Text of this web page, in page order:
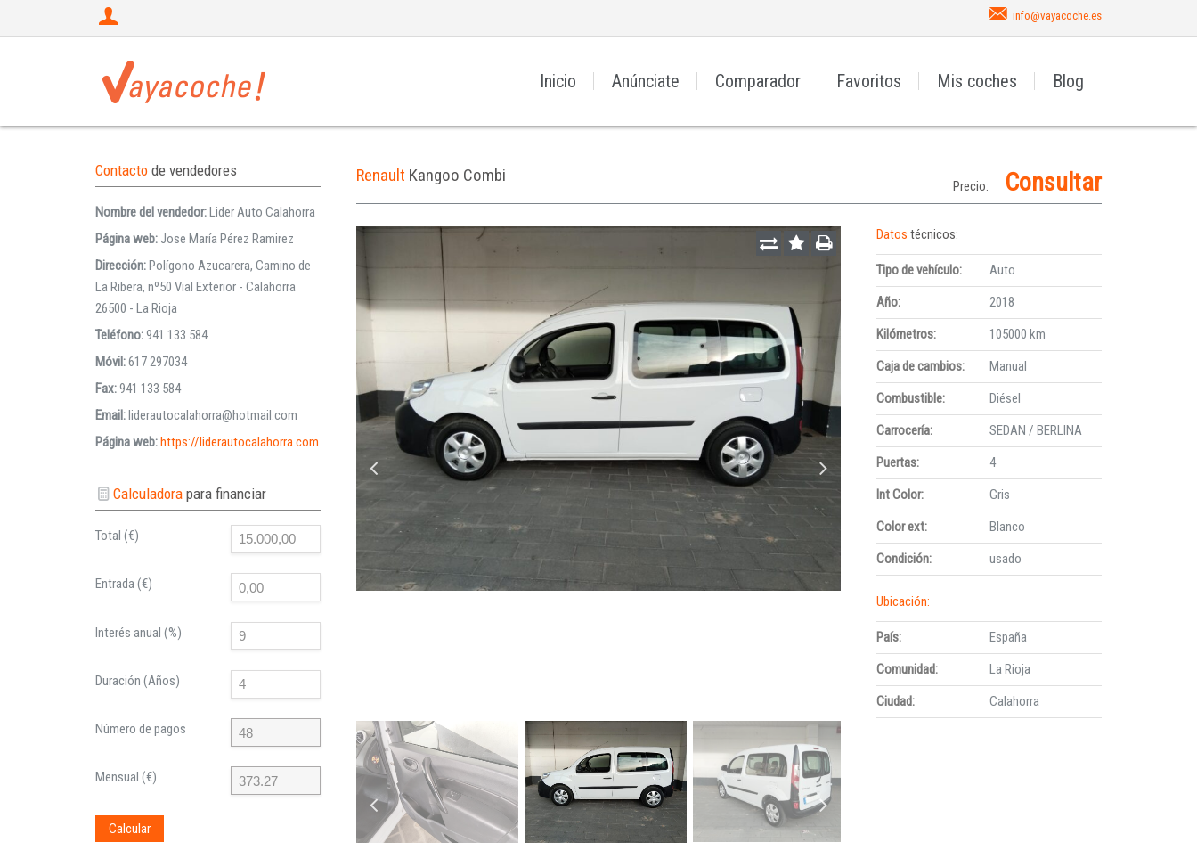
info@vayacoche.es
Inicio Anúnciate Comparador Favoritos Mis coches Blog
Renault Kangoo Combi
Precio: Consultar
Datostécnicos:
Tipo de vehículo:
Auto
Año:
2018
Kilómetros:
105000 km
Caja de cambios:
Manual
Combustible:
Diésel
Carrocería:
SEDAN / BERLINA
Puertas:
4
Int Color:
Gris
Color ext:
Blanco
Condición:
usado
Ubicación:
País:
España
Comunidad:
La Rioja
Ciudad:
Calahorra
Contacto de vendedores
Nombre del vendedor:Lider Auto Calahorra
Página web:Jose María Pérez Ramirez
Dirección:Polígono Azucarera, Camino de
La Ribera, nº50 Vial Exterior - Calahorra
26500 - La Rioja
Teléfono:941 133 584
Móvil:617 297034
Fax:941 133 584
Email:liderautocalahorra@hotmail.com
Página web:https://liderautocalahorra.com
Calculadorapara financiar
Total (€)
Entrada (€)
Interés anual (%)
Duración (Años)
Número de pagos
Mensual (€)
Calcular